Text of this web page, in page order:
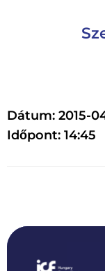
Dátum: 2015-
Időpont: 14:45